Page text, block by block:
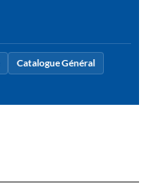
Catalogue Général